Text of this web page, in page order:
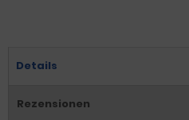
Details
Rezensionen